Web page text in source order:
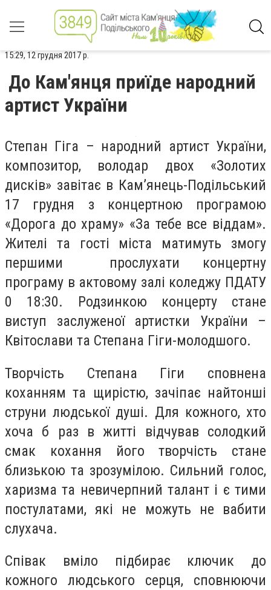
15:29, 12 грудня 2017 р.
До Кам'янця приїде народний
артист України
Степан Гіга – народний артист України,
композитор, володар двох «Золотих
дисків» завітає в Кам’янець-Подільський
17 грудня з концертною програмою
«Дорога до храму» «За тебе все віддам».
Жителі та гості міста матимуть змогу
першими прослухати концертну
програму в актовому залі коледжу ПДАТУ
0 18:30. Родзинкою концерту стане
виступ заслуженої артистки України –
Квітослави та Степана Гіги-молодшого.
Творчість Степана Гіги сповнена
коханням та щирістю, зачіпає найтонші
струни людської душі. Для кожного, хто
хоча б раз в житті відчував солодкий
смак кохання його творчість стане
близькою та зрозумілою. Сильний голос,
харизма та невичерпний талант і є тими
постулатами, які не можуть не вабити
слухача.
Співак вміло підбирає ключик до
кожного людського серця, сповнюючи